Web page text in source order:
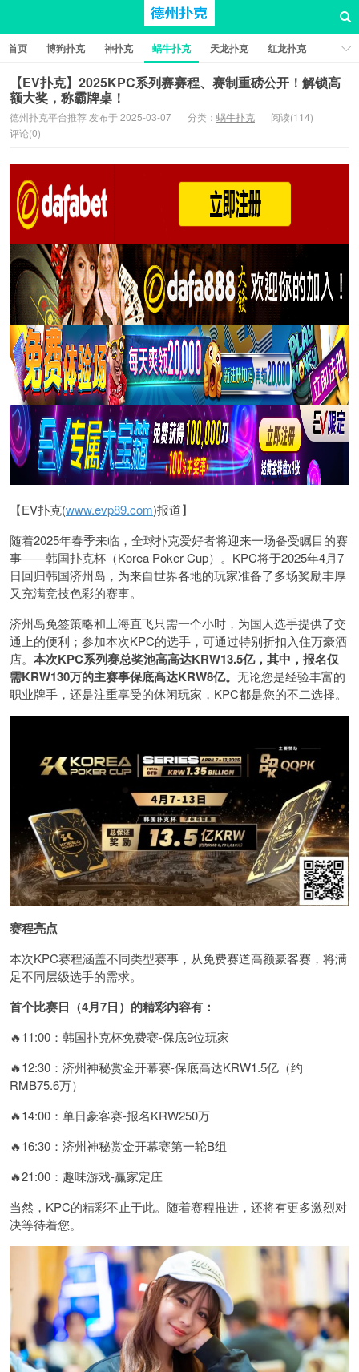
首页 博狗扑克 神扑克 蜗牛扑克 天龙扑克
红龙扑克
新葡京棋牌
红星扑克 扑克之星 比特币扑克
【EV扑克】2025KPC系列赛赛程、赛制重磅公开！解锁高
额大奖，称霸牌桌！
德州扑克平台推荐 发布于 2025-03-07 分类： 蜗牛扑克
阅读(114)
评论(0)
【EV扑克(www.evp89.com)报道】
随着2025年春季来临，全球扑克爱好者将迎来一场备受瞩目的赛
事——韩国扑克杯（Korea Poker Cup）。KPC将于2025年4月7
日回归韩国济州岛，为来自世界各地的玩家准备了多场奖励丰厚
又充满竞技色彩的赛事。
济州岛免签策略和上海直飞只需一个小时，为国人选手提供了交
通上的便利；参加本次KPC的选手，可通过特别折扣入住万豪酒
店。 本次KPC系列赛总奖池高高达KRW13.5亿，其中，报名仅
需KRW130万的主赛事保底高达KRW8亿。 无论您是经验丰富的
职业牌手，还是注重享受的休闲玩家，KPC都是您的不二选择。
赛程亮点
本次KPC赛程涵盖不同类型赛事，从免费赛道高额豪客赛，将满
足不同层级选手的需求。
首个比赛日（4月7日）的精彩内容有：
🔥11:00：韩国扑克杯免费赛-保底9位玩家
🔥12:30：济州神秘赏金开幕赛-保底高达KRW1.5亿（约
RMB75.6万）
🔥14:00：单日豪客赛-报名KRW250万
🔥16:30：济州神秘赏金开幕赛第一轮B组
🔥21:00：趣味游戏-赢家定庄
当然，KPC的精彩不止于此。随着赛程推进，还将有更多激烈对
决等待着您。